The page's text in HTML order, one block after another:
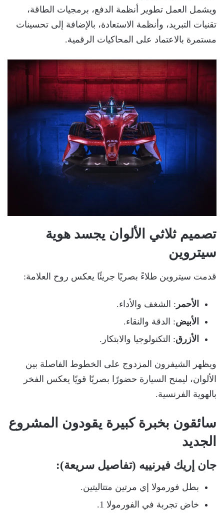
ويشمل العمل تطوير أنظمة الدفع، برمجيات الطاقة،
تقنيات التبريد، وأنظمة الاستعادة، بالإضافة إلى تحسينات
مستمرة بالاعتماد على المحاكيات الرقمية.
تصميم ثلاثي الألوان يجسد هوية
سيتروين
قدمت سيتروين طلاءً بصريًا جريئًا يعكس روح العلامة:
الأحمر : الشغف والأداء.
الأبيض: الدقة والنقاء.
الأزرق: التكنولوجيا والابتكار.
ويظهر الشيفرون المزدوج على الخطوط الفاصلة بين
الألوان، ليمنح السيارة حضورًا بصريًا قويًا يعكس الفخر
بالهوية الفرنسية.
سائقون بخبرة كبيرة يقودون المشروع
الجديد
جان إريك فيرنييه (تفاصيل سريعة):
بطل فورمولا إي مرتين متتاليتين.
خاض تجربة في الفورمولا 1.